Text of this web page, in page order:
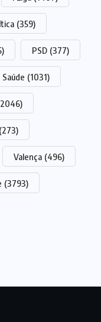
(359)
PSD (377)
Saúde (1031)
(273)
Valença (496)
(3793)